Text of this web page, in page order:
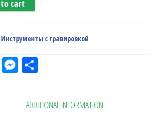
cart
Инструменты с гравировкой
Te M
se
n
ра
в
ADDITIONAL INFORMATION